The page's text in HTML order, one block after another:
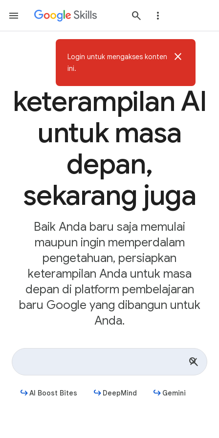
Bangun
keterampilan AI
untuk masa
depan,
sekarang juga
Baik Anda baru saja memulai
maupun ingin memperdalam
pengetahuan, persiapkan
keterampilan Anda untuk masa
depan di platform pembelajaran
baru Google yang dibangun untuk
Anda.
AI Boost Bites DeepMind Gemini
Login untuk mengakses konten
ini.
close